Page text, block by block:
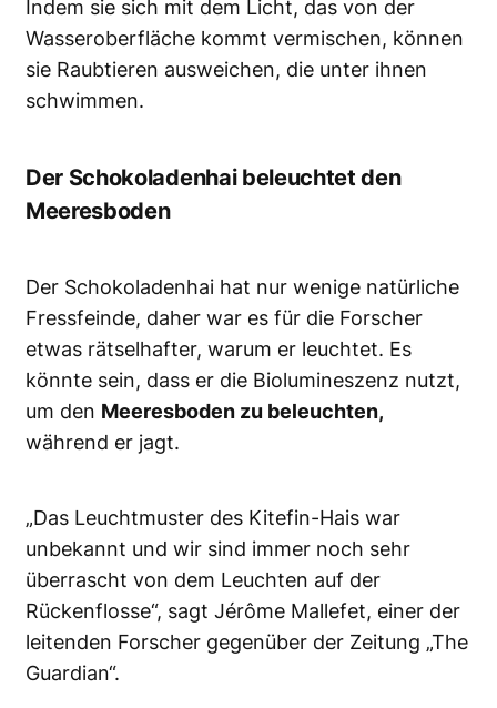
Indem sie sich mit dem Licht, das von der
Wasseroberfläche kommt vermischen, können
sie Raubtieren ausweichen, die unter ihnen
schwimmen.
Der Schokoladenhai beleuchtet den
Meeresboden
Der Schokoladenhai hat nur wenige natürliche
Fressfeinde, daher war es für die Forscher
etwas rätselhafter, warum er leuchtet. Es
könnte sein, dass er die Biolumineszenz nutzt,
um den Meeresboden zu beleuchten,
während er jagt.
„Das Leuchtmuster des Kitefin-Hais war
unbekannt und wir sind immer noch sehr
überrascht von dem Leuchten auf der
Rückenflosse“, sagt Jérôme Mallefet, einer der
leitenden Forscher gegenüber der Zeitung „The
Guardian“.